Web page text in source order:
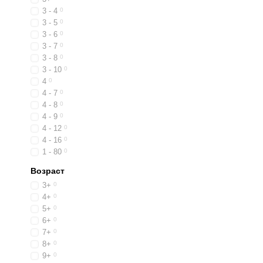
3 - 4 0
3 - 5 0
3 - 6 0
3 - 7 0
3 - 8 0
3 - 10 0
4 0
4 - 7 0
4 - 8 0
4 - 9 0
4 - 12 0
4 - 16 0
1 - 80 0
Возраст
3+ 0
4+ 0
5+ 0
6+ 0
7+ 0
8+ 0
9+ 0